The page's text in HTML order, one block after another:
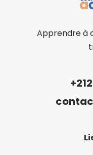
Apprendre à